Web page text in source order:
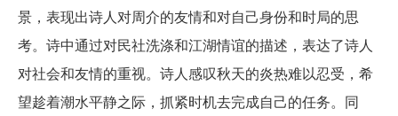
景，表现出诗人对周介的友情和对自己身份和时局的思
考。诗中通过对民社洗涤和江湖情谊的描述，表达了诗人
对社会和友情的重视。诗人感叹秋天的炎热难以忍受，希
望趁着潮水平静之际，抓紧时机去完成自己的任务。同